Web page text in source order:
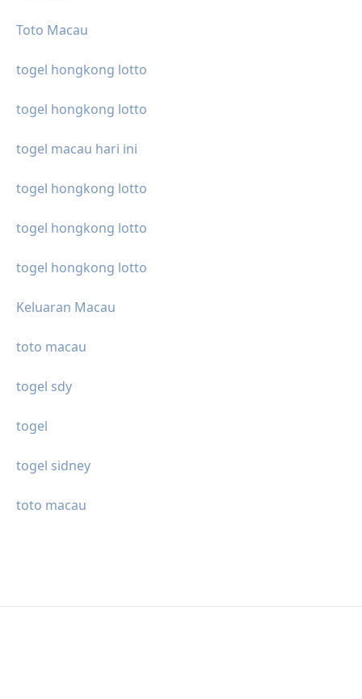
Toto Macau
togel hongkong lotto
togel hongkong lotto
togel macau hari ini
togel hongkong lotto
togel hongkong lotto
togel hongkong lotto
Keluaran Macau
toto macau
togel sdy
togel
togel sidney
toto macau